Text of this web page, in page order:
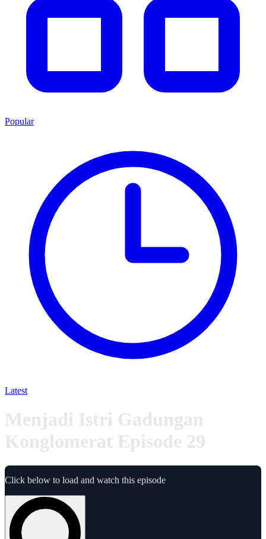
Popular
Latest
Menjadi Istri Gadungan
Konglomerat Episode 29
Click below to load and watch this episode